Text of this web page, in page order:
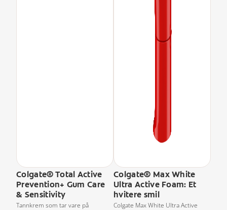
Colgate® Total Active
Prevention+ Gum Care
& Sensitivity
Tannkrem som tar vare på
Colgate® Max White
Ultra Active Foam: Et
hvitere smil
Colgate Max White Ultra Active